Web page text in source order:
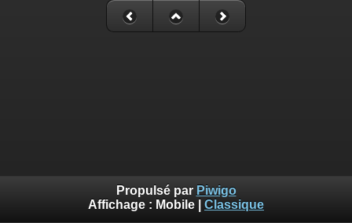
Propulsé par Piwigo
Affichage : Mobile Classique